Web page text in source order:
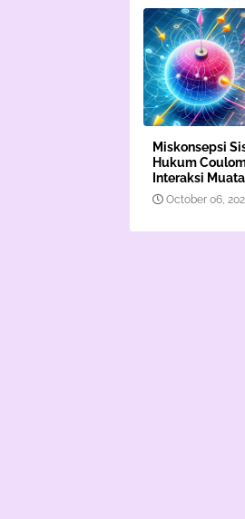
Miskonsepsi
Hukum
Interaksi
October 06,